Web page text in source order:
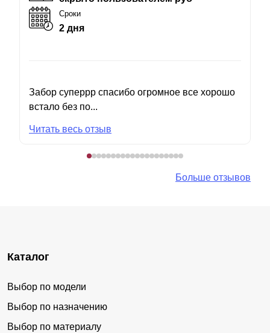
Сроки
2 дня
Забор суперрр спасибо огромное все хорошо
встало без по...
Читать весь отзыв
Больше отзывов
Каталог
Выбор по модели
Выбор по назначению
Выбор по материалу